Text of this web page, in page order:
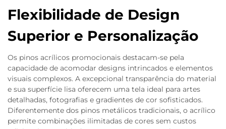
Flexibilidade de Design
Superior e Personalização
Os pinos acrílicos promocionais destacam-se pela
capacidade de acomodar designs intrincados e elementos
visuais complexos. A excepcional transparência do material
e sua superfície lisa oferecem uma tela ideal para artes
detalhadas, fotografias e gradientes de cor sofisticados.
Diferentemente dos pinos metálicos tradicionais, o acrílico
permite combinações ilimitadas de cores sem custos